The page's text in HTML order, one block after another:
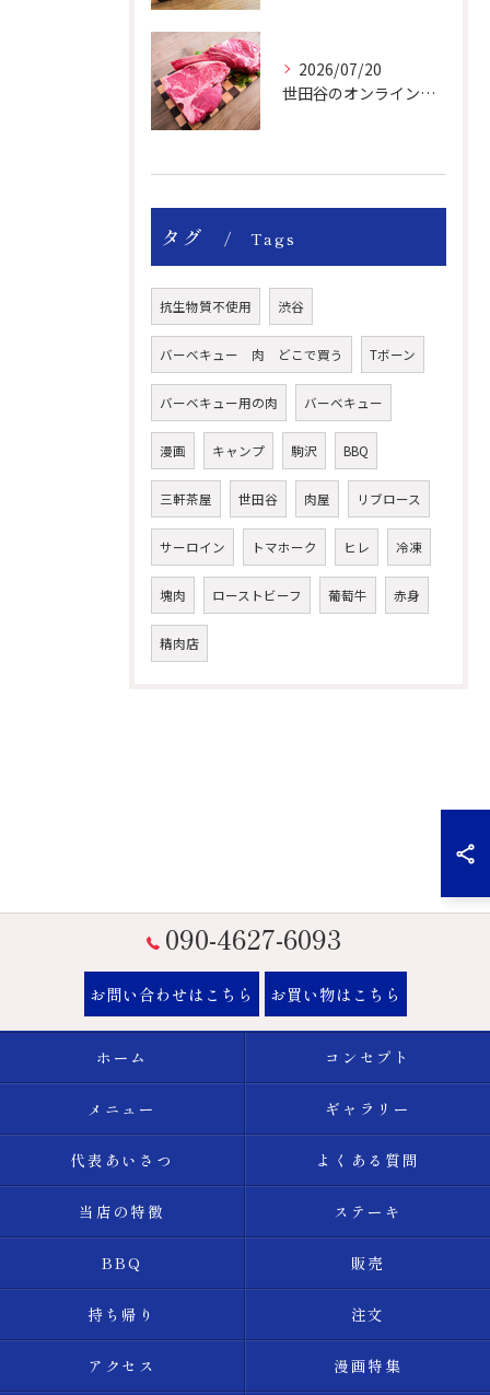
2026/07/20
世田谷のオンライン肉屋のトマホークやTボーンで楽しいBBQー！
タグ Tags
抗生物質不使用 渋谷
バーベキュー 肉 どこで買う Tボーン
バーベキュー用の肉 バーベキュー
漫画 キャンプ 駒沢 BBQ
三軒茶屋 世田谷 肉屋 リブロース
サーロイン トマホーク ヒレ 冷凍
塊肉 ローストビーフ 葡萄牛 赤身
精肉店
090-4627-6093
お問い合わせはこちら お買い物はこちら
ホーム コンセプト
メニュー ギャラリー
代表あいさつ よくある質問
当店の特徴 ステーキ
BBQ 販売
持ち帰り 注文
アクセス 漫画特集